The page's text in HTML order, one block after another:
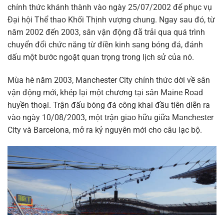
chính thức khánh thành vào ngày 25/07/2002 để phục vụ
Đại hội Thể thao Khối Thịnh vượng chung. Ngay sau đó, từ
năm 2002 đến 2003, sân vận động đã trải qua quá trình
chuyển đổi chức năng từ điền kinh sang bóng đá, đánh
dấu một bước ngoặt quan trọng trong lịch sử của nó.
Mùa hè năm 2003, Manchester City chính thức dời về sân
vận động mới, khép lại một chương tại sân Maine Road
huyền thoại. Trận đấu bóng đá công khai đầu tiên diễn ra
vào ngày 10/08/2003, một trận giao hữu giữa Manchester
City và Barcelona, mở ra kỷ nguyên mới cho câu lạc bộ.